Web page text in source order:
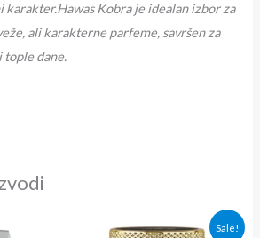
karakter.Hawas Kobra je idealan izbor za
ali karakterne parfeme, savršen za
tople dane.
Sale!
Trenutna